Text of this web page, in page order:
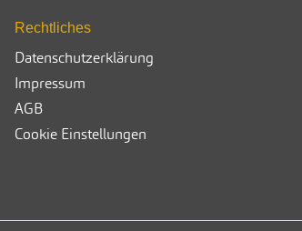
Rechtliches
Datenschutzerklärung
Impressum
AGB
Cookie Einstellungen